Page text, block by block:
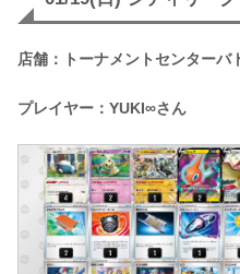
店舗：トーナメントセンター
プレイヤー：YUKI∞さん